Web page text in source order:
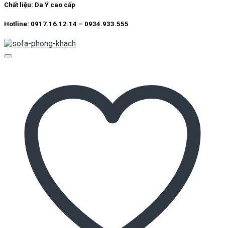
Chất liệu: Da Ý cao cấp
Hotline: 0917.16.12.14 – 0934.933.555